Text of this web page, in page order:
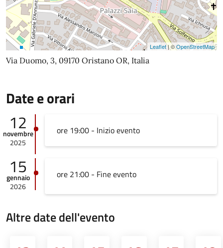
Leaflet| ©OpenStreetMap
Via Duomo, 3, 09170 Oristano OR, Italia
Date e orari
12
novembre
2025
ore 19:00 - Inizio evento
15
gennaio
2026
ore 21:00 - Fine evento
Altre date dell'evento